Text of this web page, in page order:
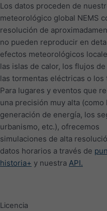
Los datos proceden de
meteorológico global NEMS
resolución de
no pueden reproducir en
efectos meteorológicos
las islas de calor, los flujos
las tormentas eléctricas o los
Para lugares y eventos que
una precisión muy alta (como
generación de energía, los
urbanismo, etc.), ofrecemos
simulaciones de alta
datos horarios a través de
historia+ y nuestra API.
Licencia